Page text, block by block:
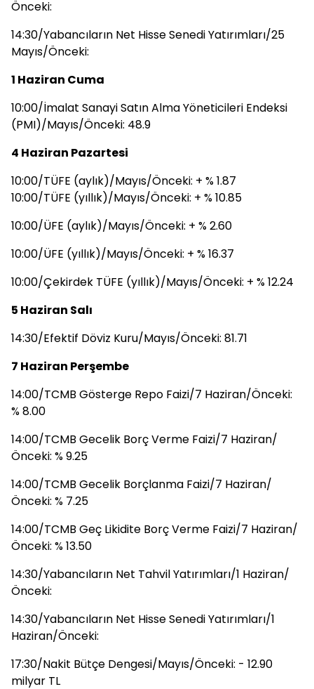
Önceki:
14:30/Yabancıların Net Hisse Senedi Yatırımları/25
Mayıs/Önceki:
1 Haziran Cuma
10:00/İmalat Sanayi Satın Alma Yöneticileri Endeksi
(PMI)/Mayıs/Önceki: 48.9
4 Haziran Pazartesi
10:00/TÜFE (aylık)/Mayıs/Önceki: + % 1.87
10:00/TÜFE (yıllık)/Mayıs/Önceki: + % 10.85
10:00/ÜFE (aylık)/Mayıs/Önceki: + % 2.60
10:00/ÜFE (yıllık)/Mayıs/Önceki: + % 16.37
10:00/Çekirdek TÜFE (yıllık)/Mayıs/Önceki: + % 12.24
5 Haziran Salı
14:30/Efektif Döviz Kuru/Mayıs/Önceki: 81.71
7 Haziran Perşembe
14:00/TCMB Gösterge Repo Faizi/7 Haziran/Önceki:
% 8.00
14:00/TCMB Gecelik Borç Verme Faizi/7 Haziran/
Önceki: % 9.25
14:00/TCMB Gecelik Borçlanma Faizi/7 Haziran/
Önceki: % 7.25
14:00/TCMB Geç Likidite Borç Verme Faizi/7 Haziran/
Önceki: % 13.50
14:30/Yabancıların Net Tahvil Yatırımları/1 Haziran/
Önceki:
14:30/Yabancıların Net Hisse Senedi Yatırımları/1
Haziran/Önceki:
17:30/Nakit Bütçe Dengesi/Mayıs/Önceki: - 12.90
milyar TL